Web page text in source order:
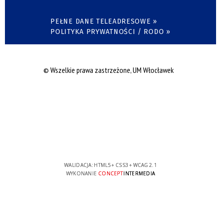
PEŁNE DANE TELEADRESOWE »
POLITYKA PRYWATNOŚCI / RODO »
© Wszelkie prawa zastrzeżone, UM Włocławek
WALIDACJA: HTML5+ CSS3 + WCAG 2.1
WYKONANIE CONCEPTINTERMEDIA